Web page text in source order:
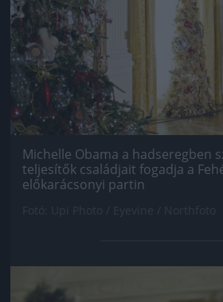
Michelle Obama a hadseregben
teljesítők családjait fogadja a
előkarácsonyi partin
Jön még kép!